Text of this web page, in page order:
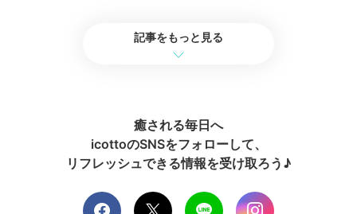
別館和洋室の内風呂と露天風呂
記事をもっと見る
癒される毎日へ
icottoのSNSをフォローして、
リフレッシュできる情報を受け取ろう♪